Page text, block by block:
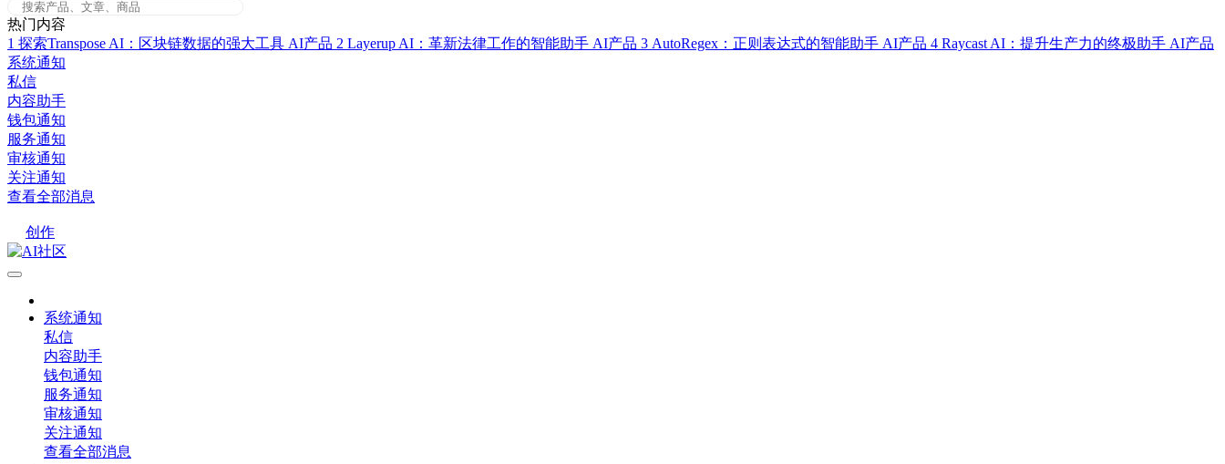
热门内容
1 探索Transpose AI：区块链数据的强大工具 AI产品 2 Layerup AI：革新法律工作的智能助手 AI产品 3 AutoRegex：正则表达式的智能助手 AI产品 4 Raycast AI：提升生产力的终极助手 AI产品
系统通知
私信
内容助手
钱包通知
服务通知
审核通知
关注通知
查看全部消息
创作
系统通知
私信
内容助手
钱包通知
服务通知
审核通知
关注通知
查看全部消息